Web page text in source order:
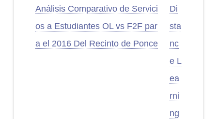
Análisis Comparativo de Servici
os a Estudiantes OL vs F2F par
a el 2016 Del Recinto de Ponce
Di
sta
nc
e L
ea
rni
ng